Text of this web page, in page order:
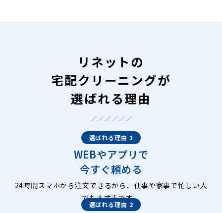
リネットの
宅配クリーニングが
選ばれる理由
選ばれる理由 1
WEBやアプリで
今すぐ頼める
24時間スマホから注文できるから、仕事や家事で忙しい人
でも大丈夫です。
選ばれる理由 2